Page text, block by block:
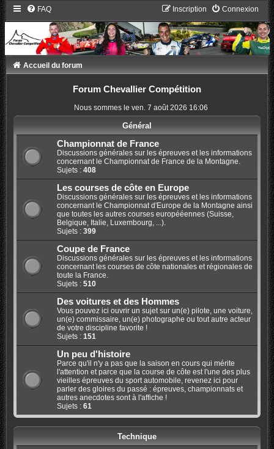
FAQ Connexion
Inscription
Accueil du forum
Forum Chevallier Compétition
Nous sommes le ven. 7 août 2026 16:06
Général
Championnat de France
Discussions générales sur les épreuves et les informations
concernant le Championnat de France de la Montagne.
Sujets : 408
Les courses de côte en Europe
Discussions générales sur les épreuves et les informations
concernant le Championnat d'Europe de la Montagne ainsi
que toutes les autres courses europééennes (Suisse,
Belgique, Italie, Luxembourg, ...).
Sujets : 399
Coupe de France
Discussions générales sur les épreuves et les informations
concernant les courses de côte nationales et régionales de
toute la France.
Sujets : 510
Des voitures et des Hommes
Vous pouvez ici ouvrir un sujet sur un(e) pilote, une voiture,
un(e) commissaire, un(e) photographe ou tout autre acteur
de votre discipline favorite !
Sujets : 151
Un peu d'histoire
Parce qu'il n'y a pas que la saison en cours qui mérite
l'attention et parce que la course de côte est l'une des plus
vieilles épreuves du sport automobile, revenez ici pour
parler des gloires du passé : épreuves, championnats et
autres anecdotes sont à l'affiche !
Sujets : 61
Technique